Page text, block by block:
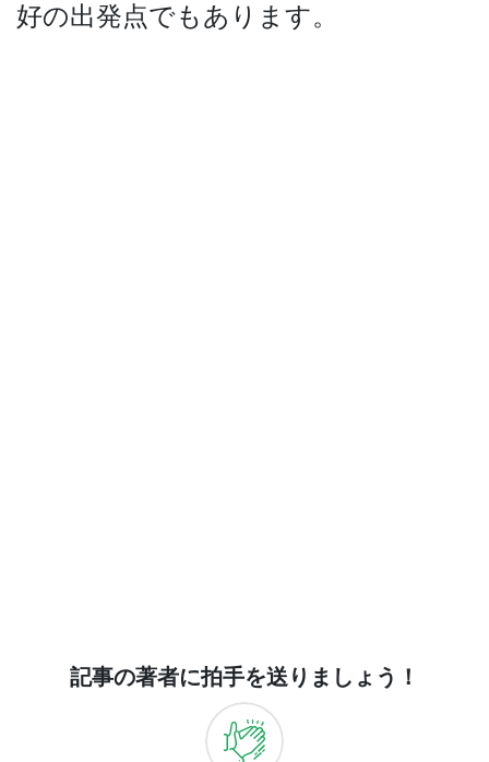
好の出発点でもあります。
記事の著者に拍手を送りましょう！